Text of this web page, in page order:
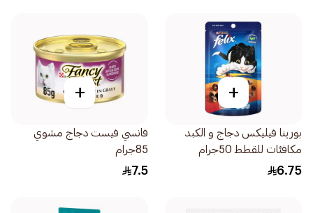
+
بورينا فيليكس دجاج و الكبد
مكافئات للقطط 50جرام
6.75
+
فانسي فيست دجاج مشوي
85جرام
7.5